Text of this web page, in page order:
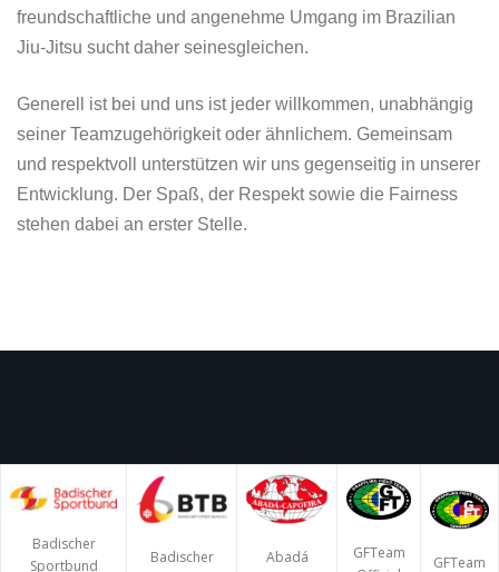
freundschaftliche und angenehme Umgang im Brazilian
Jiu-Jitsu sucht daher seinesgleichen.
Generell ist bei und uns ist jeder willkommen, unabhängig
seiner Teamzugehörigkeit oder ähnlichem. Gemeinsam
und respektvoll unterstützen wir uns gegenseitig in unserer
Entwicklung. Der Spaß, der Respekt sowie die Fairness
stehen dabei an erster Stelle.
Badischer
Sportbund
Badischer
Abadá
GFTeam
GFTeam